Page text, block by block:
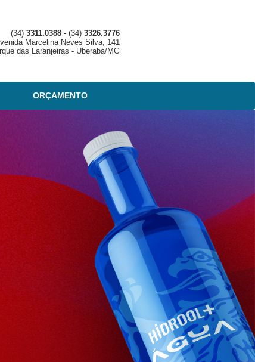
(34) 3311.0388- (34) 3326.3776
Marcelina Neves Silva, 141
das Laranjeiras - Uberaba/MG
ORÇAMENTO